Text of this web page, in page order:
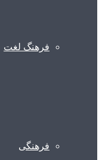
فرهنگ لغت
فرهنگی